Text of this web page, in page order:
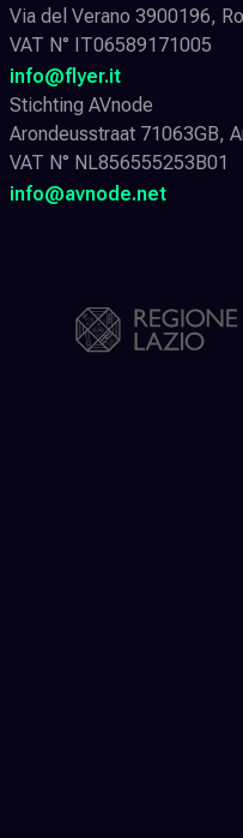
Via del Verano 3900196,
VAT N° IT06589171005
info@flyer.it
Stichting AVnode
Arondeusstraat 71063GB,
VAT N° NL856555253B01
info@avnode.net